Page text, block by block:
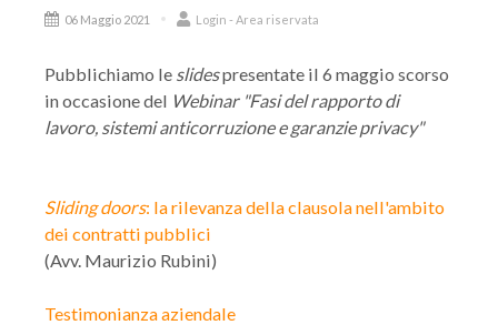
06 Maggio 2021 Login - Area riservata
Pubblichiamo le slidespresentate il 6 maggio scorso
in occasione del Webinar"Fasi del rapporto di
lavoro, sistemi anticorruzione e garanzie privacy"
Sliding doors: la rilevanza della clausola nell'ambito
dei contratti pubblici
(Avv. Maurizio Rubini)
Testimonianza aziendale